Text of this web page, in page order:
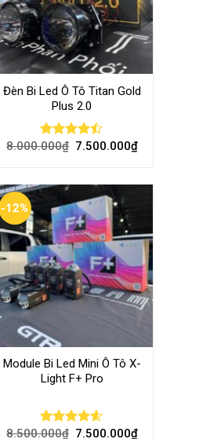
Đèn Bi Led Ô Tô Titan Gold
Plus 2.0
Rated
8.000.000₫ 7.500.000₫
-12%
Module Bi Led Mini Ô Tô X-
Light F+ Pro
Rated 4.52
8.500.000₫ 7.500.000₫